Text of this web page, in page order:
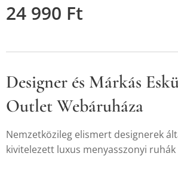
24 990 Ft
Designer és Márkás
Outlet Webáruháza
Nemzetközileg elismert designerek
kivitelezett luxus menyasszonyi